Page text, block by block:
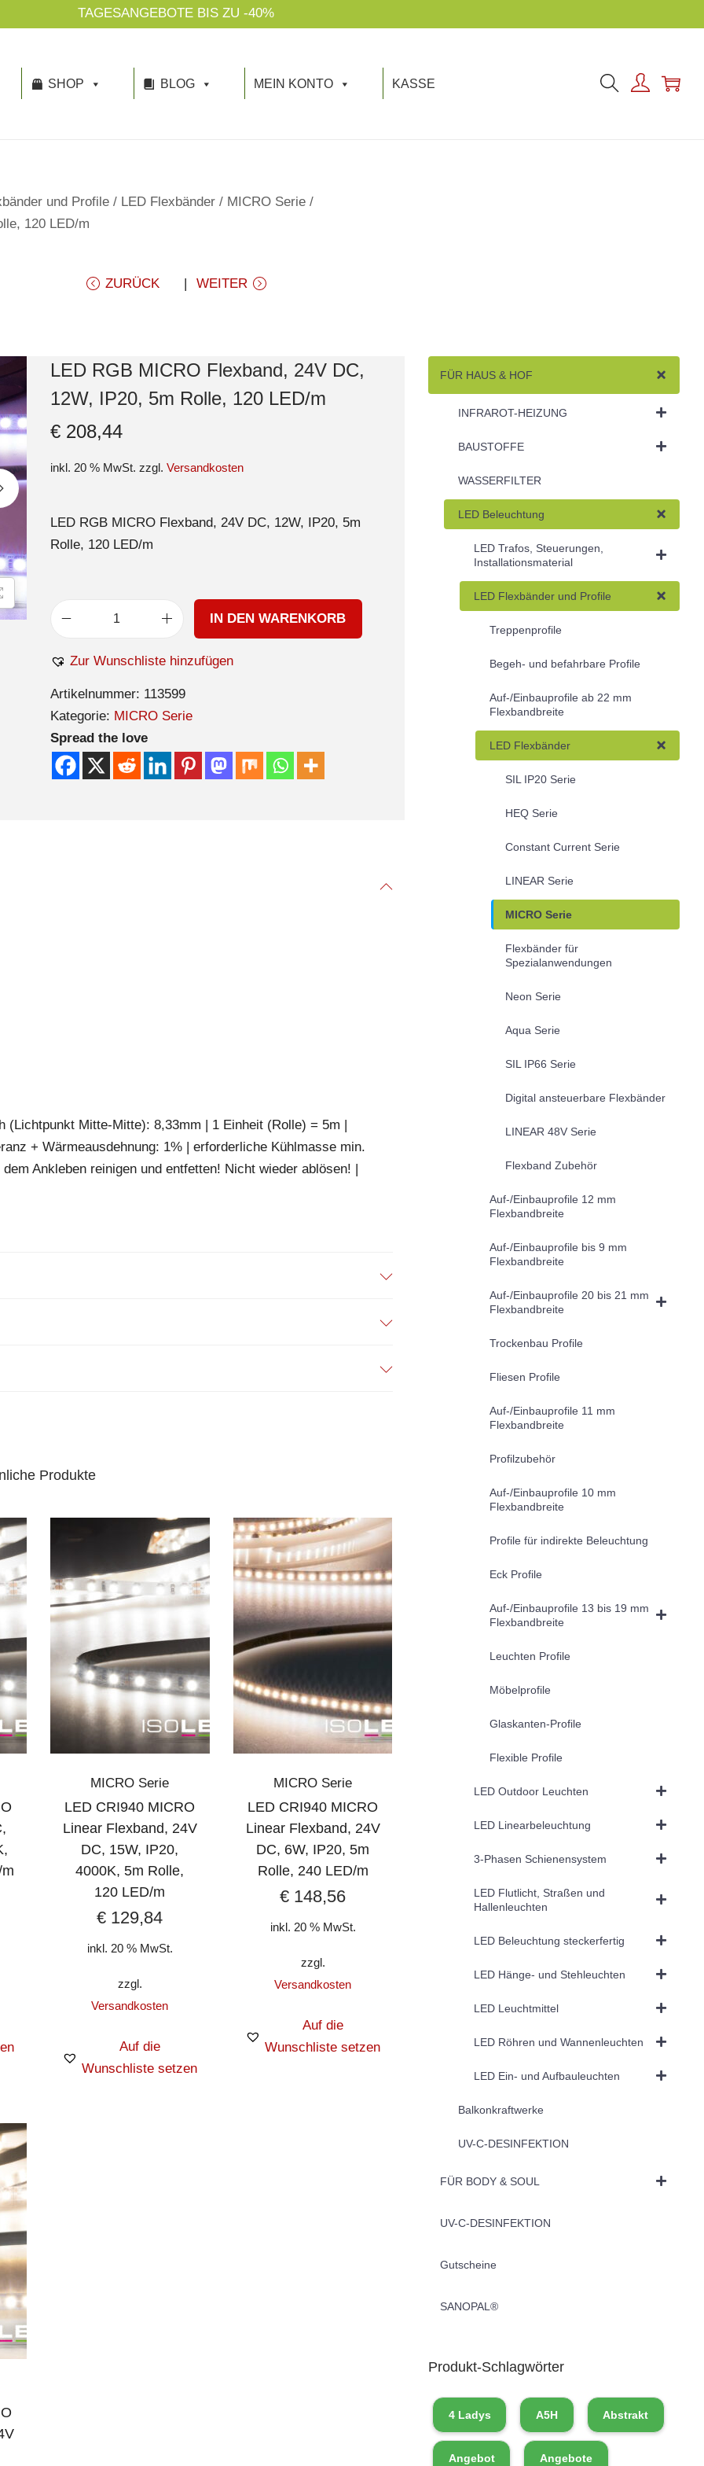
TAGESANGEBOTE BIS ZU -40%
SHOP BLOG MEIN KONTO KASSE
und Profile / LED Flexbänder / MICRO Serie /
120 LED/m
ZURÜCK WEITER
LED RGB MICRO Flexband, 24V DC,
12W, IP20, 5m Rolle, 120 LED/m
€208,44
inkl. 20 % MwSt. zzgl. Versandkosten
LED RGB MICRO Flexband, 24V DC, 12W, IP20, 5m
Rolle, 120 LED/m
IN DEN WARENKORB
Zur Wunschliste hinzufügen
Artikelnummer: 113599
Kategorie: MICRO Serie
Spread the love
Mitte-Mitte): 8,33mm | 1 Einheit (Rolle) = 5m |
+ Wärmeausdehnung: 1% | erforderliche Kühlmasse min.
Ankleben reinigen und entfetten! Nicht wieder ablösen! |
Produkte
MICRO Serie
LED CRI940 MICRO
Linear Flexband, 24V
DC, 15W, IP20,
4000K, 5m Rolle,
120 LED/m
€ 129,84
inkl. 20 % MwSt.
zzgl.
Versandkosten
Auf die
Wunschliste setzen
MICRO Serie
LED CRI940 MICRO
Linear Flexband, 24V
DC, 6W, IP20, 5m
Rolle, 240 LED/m
€ 148,56
inkl. 20 % MwSt.
zzgl.
Versandkosten
Auf die
Wunschliste setzen
FÜR HAUS & HOF
INFRAROT-HEIZUNG
BAUSTOFFE
WASSERFILTER
LED Beleuchtung
LED Trafos, Steuerungen,
Installationsmaterial
LED Flexbänder und Profile
Treppenprofile
Begeh- und befahrbare Profile
Auf-/Einbauprofile ab 22 mm
Flexbandbreite
LED Flexbänder
SIL IP20 Serie
HEQ Serie
Constant Current Serie
LINEAR Serie
MICRO Serie
Flexbänder für
Spezialanwendungen
Neon Serie
Aqua Serie
SIL IP66 Serie
Digital ansteuerbare Flexbänder
LINEAR 48V Serie
Flexband Zubehör
Auf-/Einbauprofile 12 mm
Flexbandbreite
Auf-/Einbauprofile bis 9 mm
Flexbandbreite
Auf-/Einbauprofile 20 bis 21 mm
Flexbandbreite
Trockenbau Profile
Fliesen Profile
Auf-/Einbauprofile 11 mm
Flexbandbreite
Profilzubehör
Auf-/Einbauprofile 10 mm
Flexbandbreite
Profile für indirekte Beleuchtung
Eck Profile
Auf-/Einbauprofile 13 bis 19 mm
Flexbandbreite
Leuchten Profile
Möbelprofile
Glaskanten-Profile
Flexible Profile
LED Outdoor Leuchten
LED Linearbeleuchtung
3-Phasen Schienensystem
LED Flutlicht, Straßen und
Hallenleuchten
LED Beleuchtung steckerfertig
LED Hänge- und Stehleuchten
LED Leuchtmittel
LED Röhren und Wannenleuchten
LED Ein- und Aufbauleuchten
Balkonkraftwerke
UV-C-DESINFEKTION
FÜR BODY & SOUL
UV-C-DESINFEKTION
Gutscheine
SANOPAL®
Produkt-Schlagwörter
4 Ladys A5H Abstrakt
Angebot Angebote